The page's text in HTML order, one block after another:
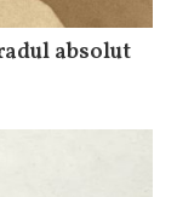
absolut